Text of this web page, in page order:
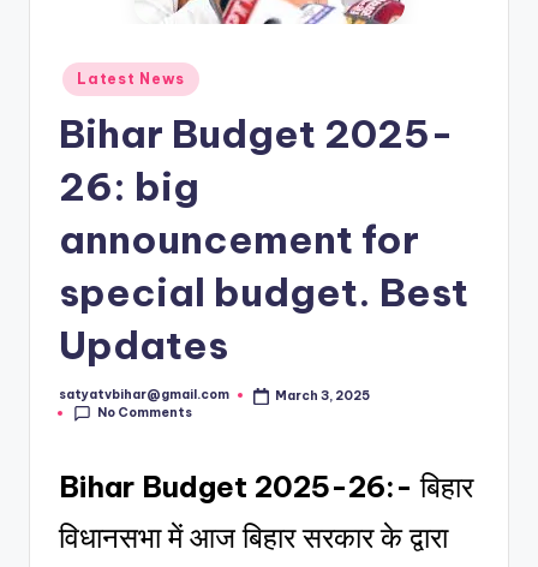
Latest News
Bihar Budget 2025-
26: big
announcement for
special budget. Best
Updates
satyatvbihar@gmail.com
March 3, 2025
No Comments
Bihar Budget 2025-26:- बिहार
विधानसभा में आज बिहार सरकार के द्वारा